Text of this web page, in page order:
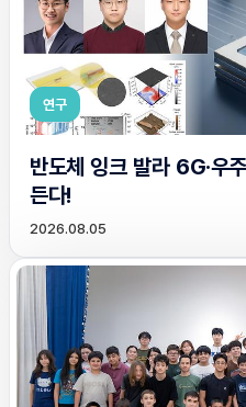
연구
반도체 잉크 발라 6G·우
든다!
2026.08.05